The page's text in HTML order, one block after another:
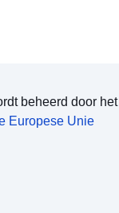
beheerd door het
Europese Unie